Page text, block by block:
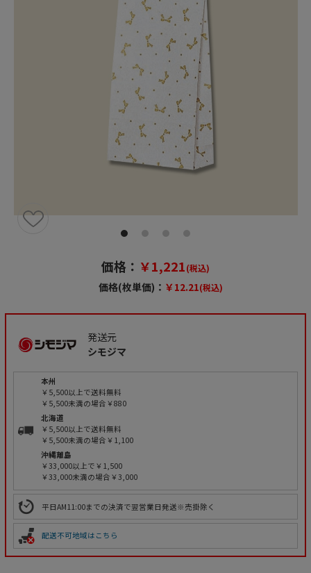
価格： ￥1,221(税込)
価格(枚単価)： ￥12.21(税込)
発送元
シモジマ
本州
￥5,500以上で送料無料
￥5,500未満の場合￥880
北海道
￥5,500以上で送料無料
￥5,500未満の場合￥1,100
沖縄離島
￥33,000以上で￥1,500
￥33,000未満の場合￥3,000
平日AM11:00までの決済で翌営業日発送※売掛除く
配送不可地域はこちら